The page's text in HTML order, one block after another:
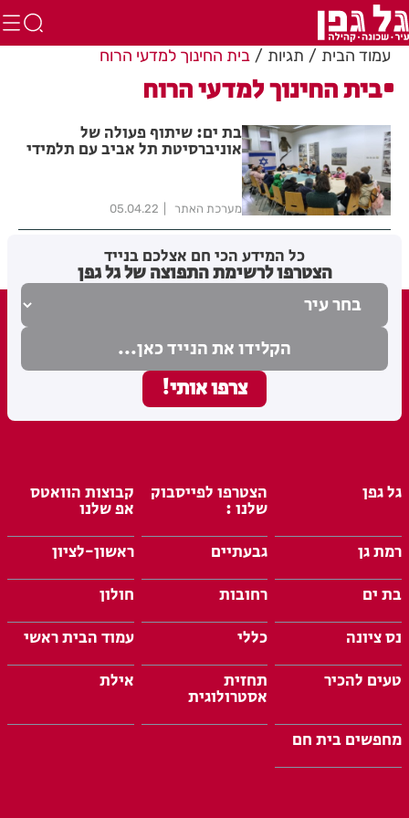
עמוד הבית תגיות בית החינוך למדעי הרוח
בית החינוך למדעי הרוח
בת ים: שיתוף פעולה של
אוניברסיטת תל אביב עם תלמידי
מערכת האתר 05.04.22
כל המידע הכי חם אצלכם בנייד
הצטרפו לרשימת התפוצה של גל גפן
גל גפן הצטרפו לפייסבוק
שלנו :
קבוצות הוואטס
אפ שלנו
רמת גן
גבעתיים
ראשון-לציון
בת ים
רחובות
חולון
נס ציונה
כללי
עמוד הבית ראשי
טעים להכיר
תחזית
אסטרולוגית
אילת
מחפשים בית חם